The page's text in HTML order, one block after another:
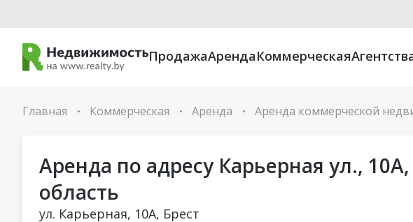
ПродажаАрендаКоммерческая
Главная • Коммерческая • Аренда • Аренда коммерческой
Аренда по адресу Карьерная ул., 10А,
область
ул. Карьерная, 10А, Брест